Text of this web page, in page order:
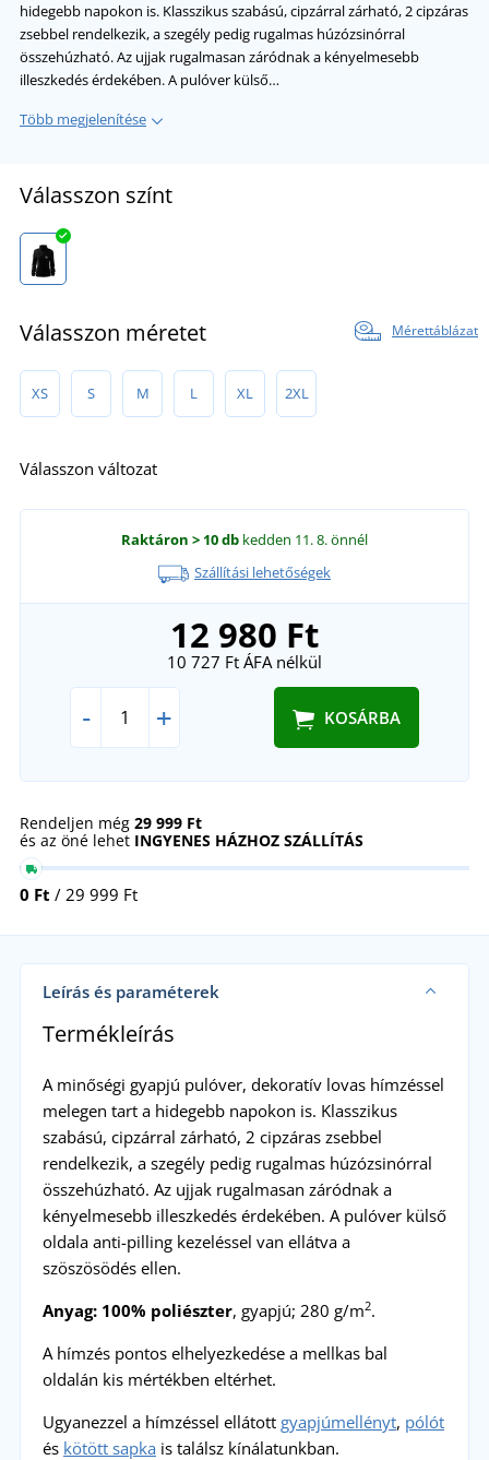
hidegebb napokon is. Klasszikus szabású, cipzárral zárható, 2 cipzáras
zsebbel rendelkezik, a szegély pedig rugalmas húzózsinórral
összehúzható. Az ujjak rugalmasan záródnak a kényelmesebb
illeszkedés érdekében. A pulóver külső…
Több megjelenítése
Válasszon színt
Válasszon méretet Mérettáblázat
XS S M L XL 2XL
Válasszon változat
Raktáron > 10 db kedden 11. 8.önnél
Szállítási lehetőségek
12 980 Ft
10 727 Ft ÁFA nélkül
- + KOSÁRBA
Rendeljen még 29 999 Ft
és az öné lehet INGYENES HÁZHOZ SZÁLLÍTÁS
0 Ft / 29 999 Ft
Leírás és paraméterek
Termékleírás
A minőségi gyapjú pulóver, dekoratív lovas hímzéssel
melegen tart a hidegebb napokon is. Klasszikus
szabású, cipzárral zárható, 2 cipzáras zsebbel
rendelkezik, a szegély pedig rugalmas húzózsinórral
összehúzható. Az ujjak rugalmasan záródnak a
kényelmesebb illeszkedés érdekében. A pulóver külső
oldala anti-pilling kezeléssel van ellátva a
szöszösödés ellen.
Anyag: 100% poliészter, gyapjú; 280 g/m2.
A hímzés pontos elhelyezkedése a mellkas bal
oldalán kis mértékben eltérhet.
Ugyanezzel a hímzéssel ellátott gyapjúmellényt, pólót
és kötött sapka is találsz kínálatunkban.